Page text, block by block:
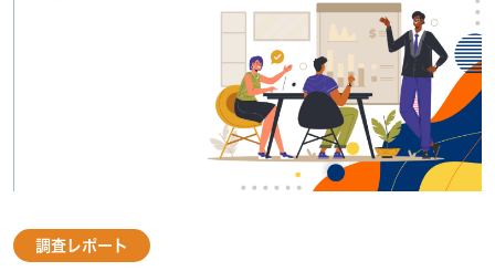
調査レポート